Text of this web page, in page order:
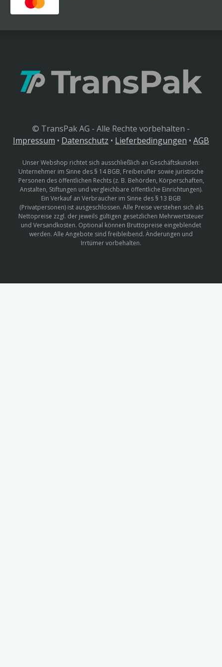
© TransPak AG - Alle Rechte vorbehalten -
Impressum • Datenschutz • Lieferbedingungen • AGB
Unser Webshop richtet sich ausschließlich an Geschäftskunden:
Unternehmer im Sinne des § 14 BGB, Freiberufler sowie juristische
Personen des öffentlichen Rechts (z. B. Behörden, Körperschaften,
Anstalten, Stiftungen und vergleichbare öffentliche Einrichtungen).
Ein Verkauf an Verbraucher im Sinne des § 13 BGB
(Privatpersonen) ist ausgeschlossen. Alle Preise verstehen sich als
Nettopreise zzgl. der jeweils gültigen gesetzlichen Mehrwertsteuer
und Versandkosten. Optional können Bruttopreise eingeblendet
werden. Alle Angebote sind freibleibend. Änderungen und
Irrtümer vorbehalten.